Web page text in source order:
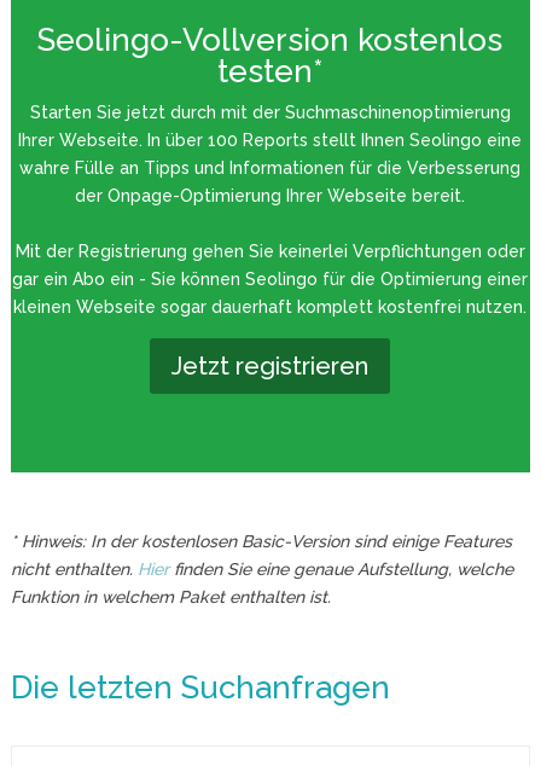
Seolingo-Vollversion kostenlos
testen*
Starten Sie jetzt durch mit der Suchmaschinenoptimierung
Ihrer Webseite. In über 100 Reports stellt Ihnen Seolingo eine
wahre Fülle an Tipps und Informationen für die Verbesserung
der Onpage-Optimierung Ihrer Webseite bereit.
Mit der Registrierung gehen Sie keinerlei Verpflichtungen oder
gar ein Abo ein - Sie können Seolingo für die Optimierung einer
kleinen Webseite sogar dauerhaft komplett kostenfrei nutzen.
Jetzt registrieren
* Hinweis: In der kostenlosen Basic-Version sind einige Features
nicht enthalten. Hierfinden Sie eine genaue Aufstellung, welche
Funktion in welchem Paket enthalten ist.
Die letzten Suchanfragen